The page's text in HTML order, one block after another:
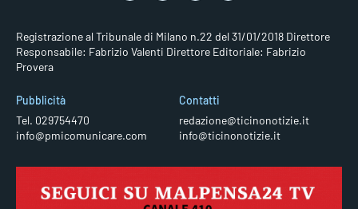
Registrazione al Tribunale di Milano n.22 del 31/01/2018 Direttore
Responsabile: Fabrizio Valenti Direttore Editoriale: Fabrizio
Provera
Pubblicità
Tel. 029754470
info@pmicomunicare.com
Contatti
redazione@ticinonotizie.it
info@ticinonotizie.it